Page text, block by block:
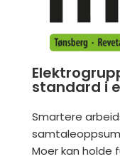
standard i
Smartere
Moer kan holde